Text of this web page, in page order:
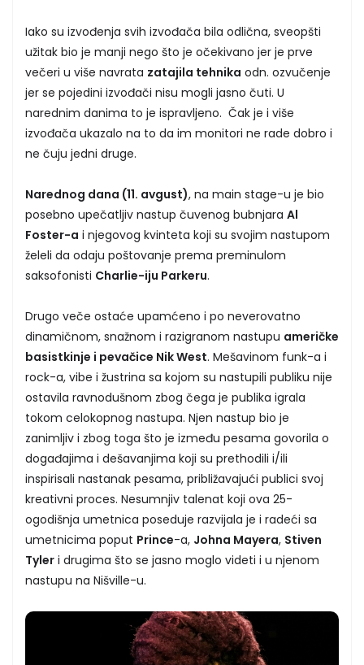
Iako su izvođenja svih izvođača bila odlična, sveopšti
užitak bio je manji nego što je očekivano jer je prve
večeri u više navrata zatajila tehnika odn. ozvučenje
jer se pojedini izvođači nisu mogli jasno čuti. U
narednim danima to je ispravljeno. Čak je i više
izvođača ukazalo na to da im monitori ne rade dobro i
ne čuju jedni druge.
Narednog dana (11. avgust), na main stage-u je bio
posebno upečatljiv nastup čuvenog bubnjara Al
Foster-a i njegovog kvinteta koji su svojim nastupom
želeli da odaju poštovanje prema preminulom
saksofonisti Charlie-iju Parkeru.
Drugo veče ostaće upamćeno i po neverovatno
dinamičnom, snažnom i razigranom nastupu američke
basistkinje i pevačice Nik West. Mešavinom funk-a i
rock-a, vibe i žustrina sa kojom su nastupili publiku nije
ostavila ravnodušnom zbog čega je publika igrala
tokom celokopnog nastupa. Njen nastup bio je
zanimljiv i zbog toga što je između pesama govorila o
događajima i dešavanjima koji su prethodili i/ili
inspirisali nastanak pesama, približavajući publici svoj
kreativni proces. Nesumnjiv talenat koji ova 25-
ogodišnja umetnica poseduje razvijala je i radeći sa
umetnicima poput Prince-a, Johna Mayera, Stiven
Tyler i drugima što se jasno moglo videti i u njenom
nastupu na Nišville-u.